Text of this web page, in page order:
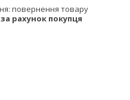
повернення товару
за рахунок покупця